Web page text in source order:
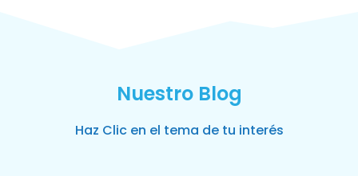
Nuestro Blog
Haz Clic en el tema de tu interés